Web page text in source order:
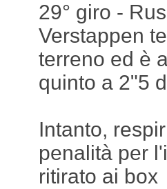
29° giro -
Verstappen
terreno ed è
quinto a 2"5
Intanto,
penalità per
ritirato ai box